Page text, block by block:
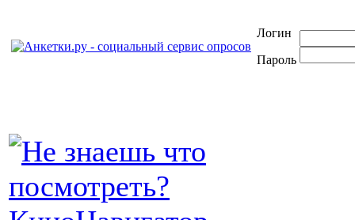
Логин
Пароль